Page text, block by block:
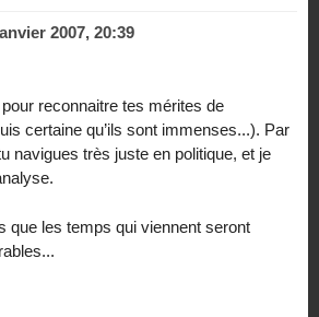
2007, 20:39
reconnaitre tes mérites de
certaine qu’ils sont immenses...). Par
navigues très juste en politique, et je
que les temps qui viennent seront